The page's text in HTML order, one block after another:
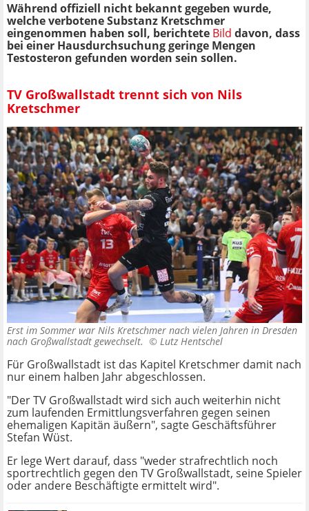
Während offiziell nicht bekannt gegeben wurde,
welche verbotene Substanz Kretschmer
eingenommen haben soll, berichtete Bild davon, dass
bei einer Hausdurchsuchung geringe Mengen
Testosteron gefunden worden sein sollen.
TV Großwallstadt trennt sich von Nils
Kretschmer
Erst im Sommer war Nils Kretschmer nach vielen Jahren in Dresden
nach Großwallstadt gewechselt. © Lutz Hentschel
Für Großwallstadt ist das Kapitel Kretschmer damit nach
nur einem halben Jahr abgeschlossen.
"Der TV Großwallstadt wird sich auch weiterhin nicht
zum laufenden Ermittlungsverfahren gegen seinen
ehemaligen Kapitän äußern", sagte Geschäftsführer
Stefan Wüst.
Er lege Wert darauf, dass "weder strafrechtlich noch
sportrechtlich gegen den TV Großwallstadt, seine Spieler
oder andere Beschäftigte ermittelt wird".